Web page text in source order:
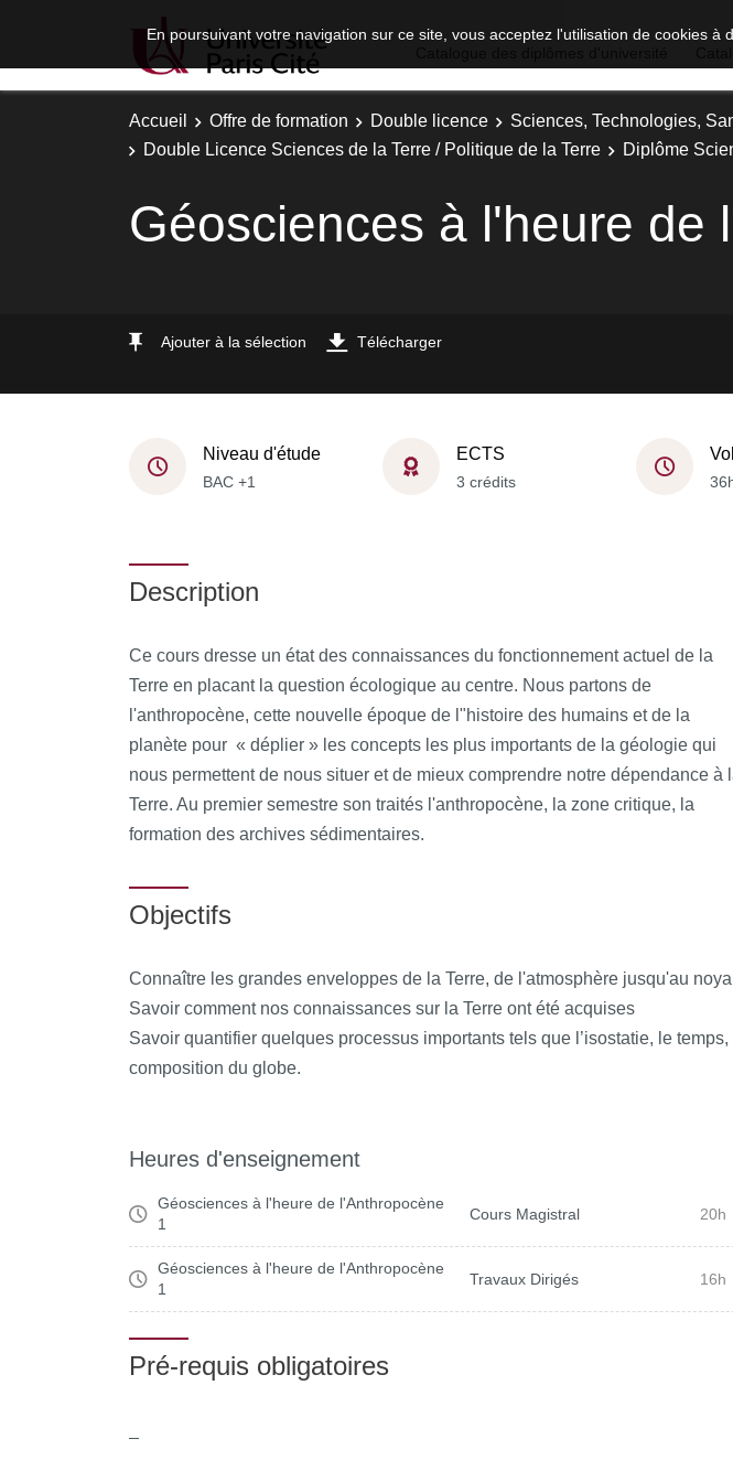
En poursuivant votre navigation sur ce site, vous acceptez l'utilisation de cookies à
Accueil Offre de formation Double licence Sciences, Technologies,
Double Licence Sciences de la Terre / Politique de la Terre
Diplôme
Géosciences à l'heure de
Ajouter à la sélection Télécharger
Niveau d'étude
BAC +1
ECTS
3 crédits
Description
Ce cours dresse un état des connaissances du fonctionnement actuel de la
Terre en placant la question écologique au centre. Nous partons de
l'anthropocène, cette nouvelle époque de l"histoire des humains et de la
planète pour « déplier » les concepts les plus importants de la géologie qui
nous permettent de nous situer et de mieux comprendre notre dépendance à
Terre. Au premier semestre son traités l'anthropocène, la zone critique, la
formation des archives sédimentaires.
Objectifs
Connaître les grandes enveloppes de la Terre, de l'atmosphère jusqu'au
Savoir comment nos connaissances sur la Terre ont été acquises
Savoir quantifier quelques processus importants tels que l’isostatie, le temps,
composition du globe.
Heures d'enseignement
Géosciences à l'heure de l'Anthropocène
1
Cours Magistral 20h
Géosciences à l'heure de l'Anthropocène
1
Travaux Dirigés 16h
Pré-requis obligatoires